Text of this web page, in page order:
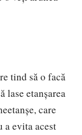
tind să o facă
lase etanșarea
care
a evita acest